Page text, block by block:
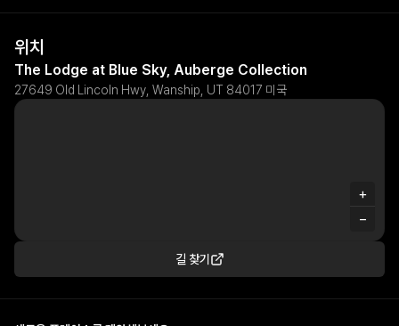
위치
The Lodge at Blue Sky, Auberge Collection
27649 Old Lincoln Hwy, Wanship, UT 84017 미국
+
−
길 찾기